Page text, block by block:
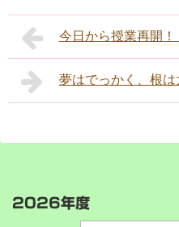
今日から授業再開！
夢はでっかく、根は
2026年度